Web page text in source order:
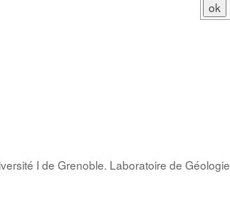
I de Grenoble. Laboratoire de Géologie